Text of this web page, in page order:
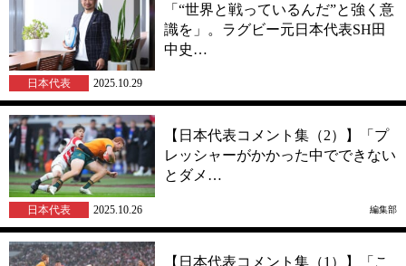
「“世界と戦っているんだ”と強く意
識を」。ラグビー元日本代表SH田
中史…
日本代表 2025.10.29
【日本代表コメント集（2）】「プ
レッシャーがかかった中でできない
とダメ…
日本代表 2025.10.26 編集部
【日本代表コメント集（1）】「こ